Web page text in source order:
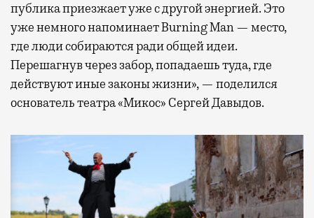
публика приезжает уже с другой энергией. Это
уже немного напоминает Burning Man — место,
где люди собираются ради общей идеи.
Перешагнув через забор, попадаешь туда, где
действуют иные законы жизни», — поделился
основатель театра «Микос» Сергей Давыдов.